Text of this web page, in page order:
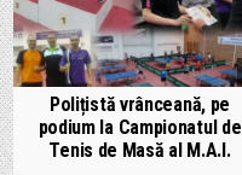
Polițistă vrânceană, pe
podium la Campionatul de
Tenis de Masă al M.A.I.